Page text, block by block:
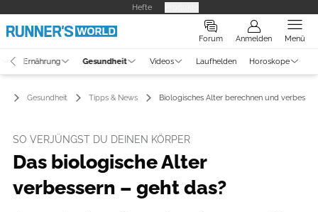
Hefte
Forum Anmelden Menü
Ernährung Gesundheit Videos Laufhelden Horoskope
Gesundheit Tipps & News Biologisches Alter berechnen und
SO VERJÜNGST DU DEINEN KÖRPER
Das biologische Alter
verbessern – geht das?